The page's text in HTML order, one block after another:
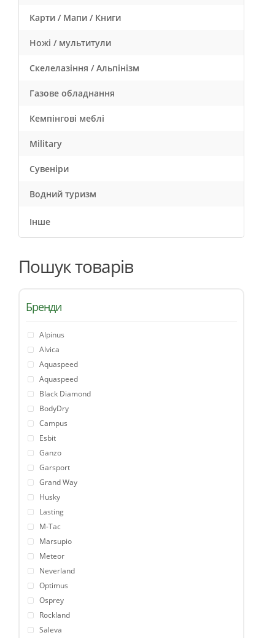
Карти / Мапи / Книги
Ножі / мультитули
Скелелазіння / Альпінізм
Газове обладнання
Кемпінгові меблі
Military
Сувеніри
Водний туризм
Інше
Пошук товарів
Бренди
Alpinus
Alvica
Aquaspeed
Aquaspeed
Black Diamond
BodyDry
Campus
Esbit
Ganzo
Garsport
Grand Way
Husky
Lasting
M-Tac
Marsupio
Meteor
Neverland
Optimus
Osprey
Rockland
Saleva